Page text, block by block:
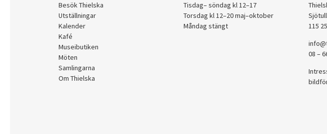
Besök Thielska
Utställningar
Kalender
Kafé
Museibutiken
Möten
Samlingarna
Om Thielska
Tisdag– söndag kl 12–17
Torsdag kl 12–20 maj–oktober
Måndag stängt
115
08 –